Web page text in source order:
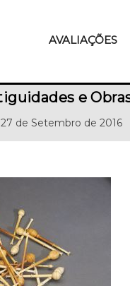
AVALIAÇÕES
e
de Setembro de 2016